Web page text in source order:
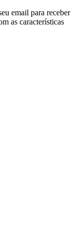
email para receber
as características